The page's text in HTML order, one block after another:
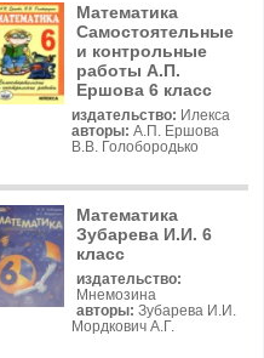
Математика
Самостоятельные
и контрольные
работы А.П.
Ершова 6 класс
издательство: Илекса
авторы: А.П. Ершова
В.В. Голобородько
Математика
Зубарева И.И. 6
класс
издательство:
Мнемозина
авторы: Зубарева И.И.
Мордкович А.Г.